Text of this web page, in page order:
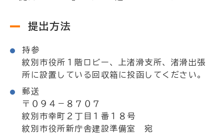
提出方法
持参
紋別市役所１階ロビー、上渚滑支所、渚滑出張
所に設置している回収箱に投函してください。
郵送
〒０９４－８７０７
紋別市幸町２丁目１番１８号
紋別市役所新庁舎建設準備室 宛